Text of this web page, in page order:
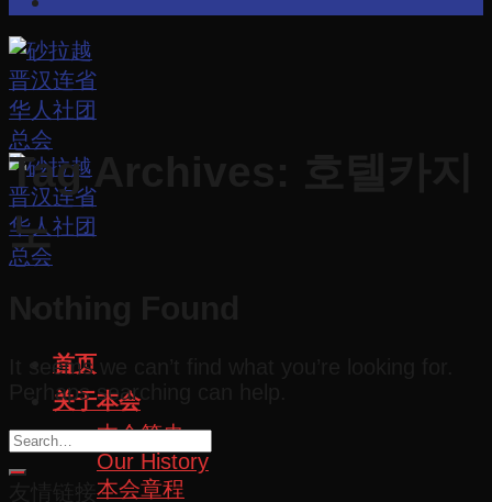
首页
关于本会
本会简史
Our History
本会章程
Tag Archives:
노
It seems we can’t find what you’re looking for.
Perhaps searching can help.